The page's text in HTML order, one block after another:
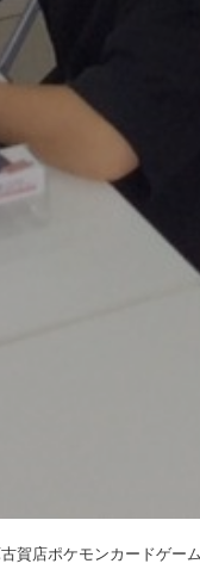
賀店ポケモンカードゲー